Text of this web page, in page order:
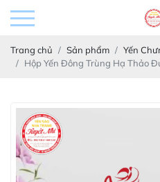
Trang chủ Sản phẩm
Yến
Hộp Yến Đông Trùng Hạ Thảo